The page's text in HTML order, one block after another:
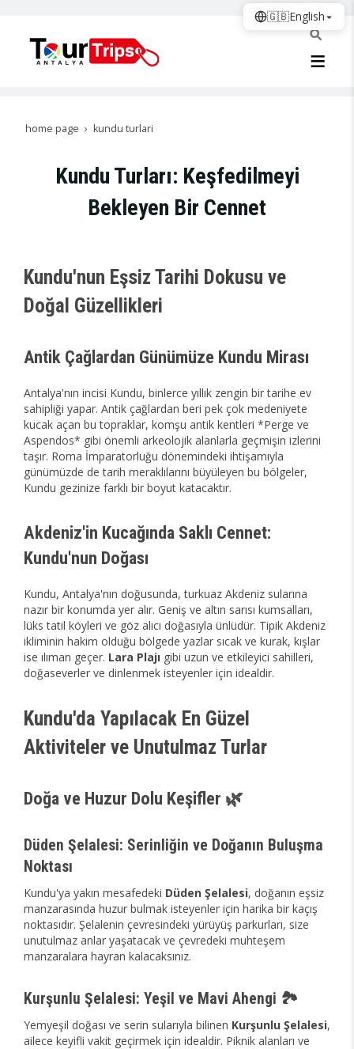
home page kundu turlari
Kundu Turları: Keşfedilmeyi
Bekleyen Bir Cennet
Kundu'nun Eşsiz Tarihi Dokusu ve
Doğal Güzellikleri
Antik Çağlardan Günümüze Kundu Mirası
Antalya'nın incisi Kundu, binlerce yıllık zengin bir tarihe ev
sahipliği yapar. Antik çağlardan beri pek çok medeniyete
kucak açan bu topraklar, komşu antik kentleri *Perge ve
Aspendos* gibi önemli arkeolojik alanlarla geçmişin izlerini
taşır. Roma İmparatorluğu dönemindeki ihtişamıyla
günümüzde de tarih meraklılarını büyüleyen bu bölgeler,
Kundu gezinize farklı bir boyut katacaktır.
Akdeniz'in Kucağında Saklı Cennet:
Kundu'nun Doğası
Kundu, Antalya'nın doğusunda, turkuaz Akdeniz sularına
nazır bir konumda yer alır. Geniş ve altın sarısı kumsalları,
lüks tatil köyleri ve göz alıcı doğasıyla ünlüdür. Tipik Akdeniz
ikliminin hakim olduğu bölgede yazlar sıcak ve kurak, kışlar
ise ılıman geçer. Lara Plajı gibi uzun ve etkileyici sahilleri,
doğaseverler ve dinlenmek isteyenler için idealdir.
Kundu'da Yapılacak En Güzel
Aktiviteler ve Unutulmaz Turlar
Doğa ve Huzur Dolu Keşifler 🌿
Düden Şelalesi: Serinliğin ve Doğanın Buluşma
Noktası
Kundu'ya yakın mesafedeki Düden Şelalesi, doğanın eşsiz
manzarasında huzur bulmak isteyenler için harika bir kaçış
noktasıdır. Şelalenin çevresindeki yürüyüş parkurları, size
unutulmaz anlar yaşatacak ve çevredeki muhteşem
manzaralara hayran kalacaksınız.
Kurşunlu Şelalesi: Yeşil ve Mavi Ahengi 🏞️
Yemyeşil doğası ve serin sularıyla bilinen Kurşunlu Şelalesi,
ailece keyifli vakit geçirmek için idealdir. Piknik alanları ve
🇬🇧English